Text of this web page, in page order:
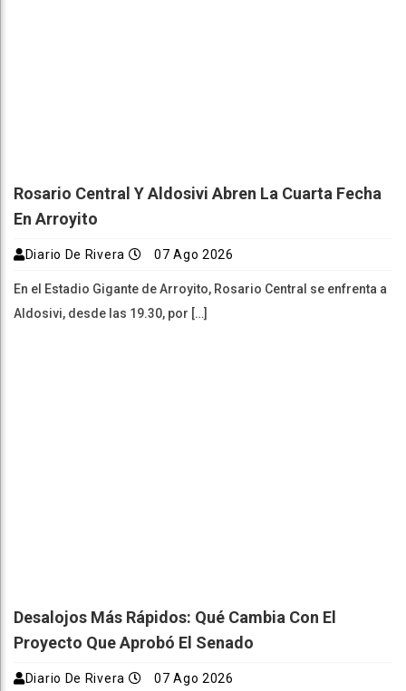
Rosario Central Y Aldosivi Abren La Cuarta Fecha
En Arroyito
Diario De Rivera 07 Ago 2026
En el Estadio Gigante de Arroyito, Rosario Central se enfrenta a
Aldosivi, desde las 19.30, por […]
Desalojos Más Rápidos: Qué Cambia Con El
Proyecto Que Aprobó El Senado
Diario De Rivera 07 Ago 2026